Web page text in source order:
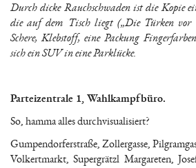
Durch dicke Rauchschwaden ist die Kopie
die auf dem Tisch liegt („Die Türken vor
Schere, Klebstoff, eine Packung
sich ein SUV in eine Parklücke.
Parteizentrale 1, Wahlkampfbüro.
So, hamma alles durchvisualisiert?
Gumpendorferstraße, Zollergasse,
Volkertmarkt, Supergrätzl Margareten,